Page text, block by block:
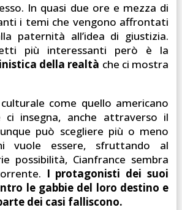
In quasi due ore e mezza di
i temi che vengono affrontati
paternità all’idea di giustizia.
più interessanti però è la
della realtà che ci mostra
come quello americano
ci insegna, anche attraverso il
può scegliere più o meno
vuole essere, sfruttando al
possibilità, Cianfrance sembra
I protagonisti dei suoi
le gabbie del loro destino e
dei casi falliscono.